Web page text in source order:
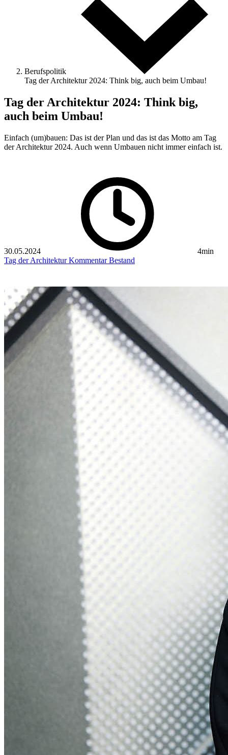
Berufspolitik
Tag der Architektur 2024: Think big, auch beim Umbau!
Tag der Architektur 2024: Think big,
auch beim Umbau!
Einfach (um)bauen: Das ist der Plan und das ist das Motto am Tag
der Architektur 2024. Auch wenn Umbauen nicht immer einfach ist.
30.05.2024
4min
Tag der ArchitekturKommentarBestand